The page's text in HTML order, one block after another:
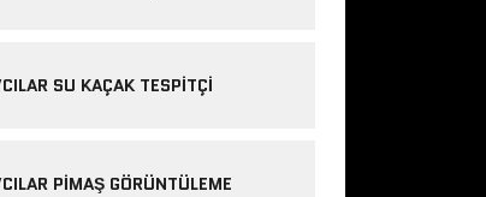
SU KAÇAK TESPITÇI
PIMAŞ GÖRÜNTÜLEME